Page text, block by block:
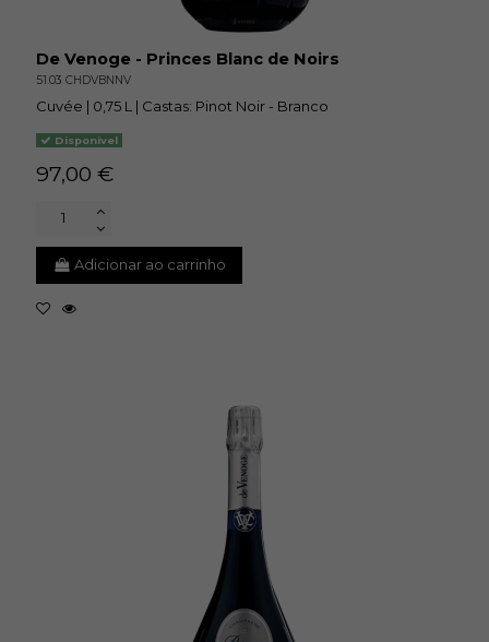
De Venoge - Princes Blanc de Noirs
51.03 CHDVBNNV
Cuvée | 0,75 L | Castas: Pinot Noir - Branco
Disponivel
97,00 €
Adicionar ao carrinho